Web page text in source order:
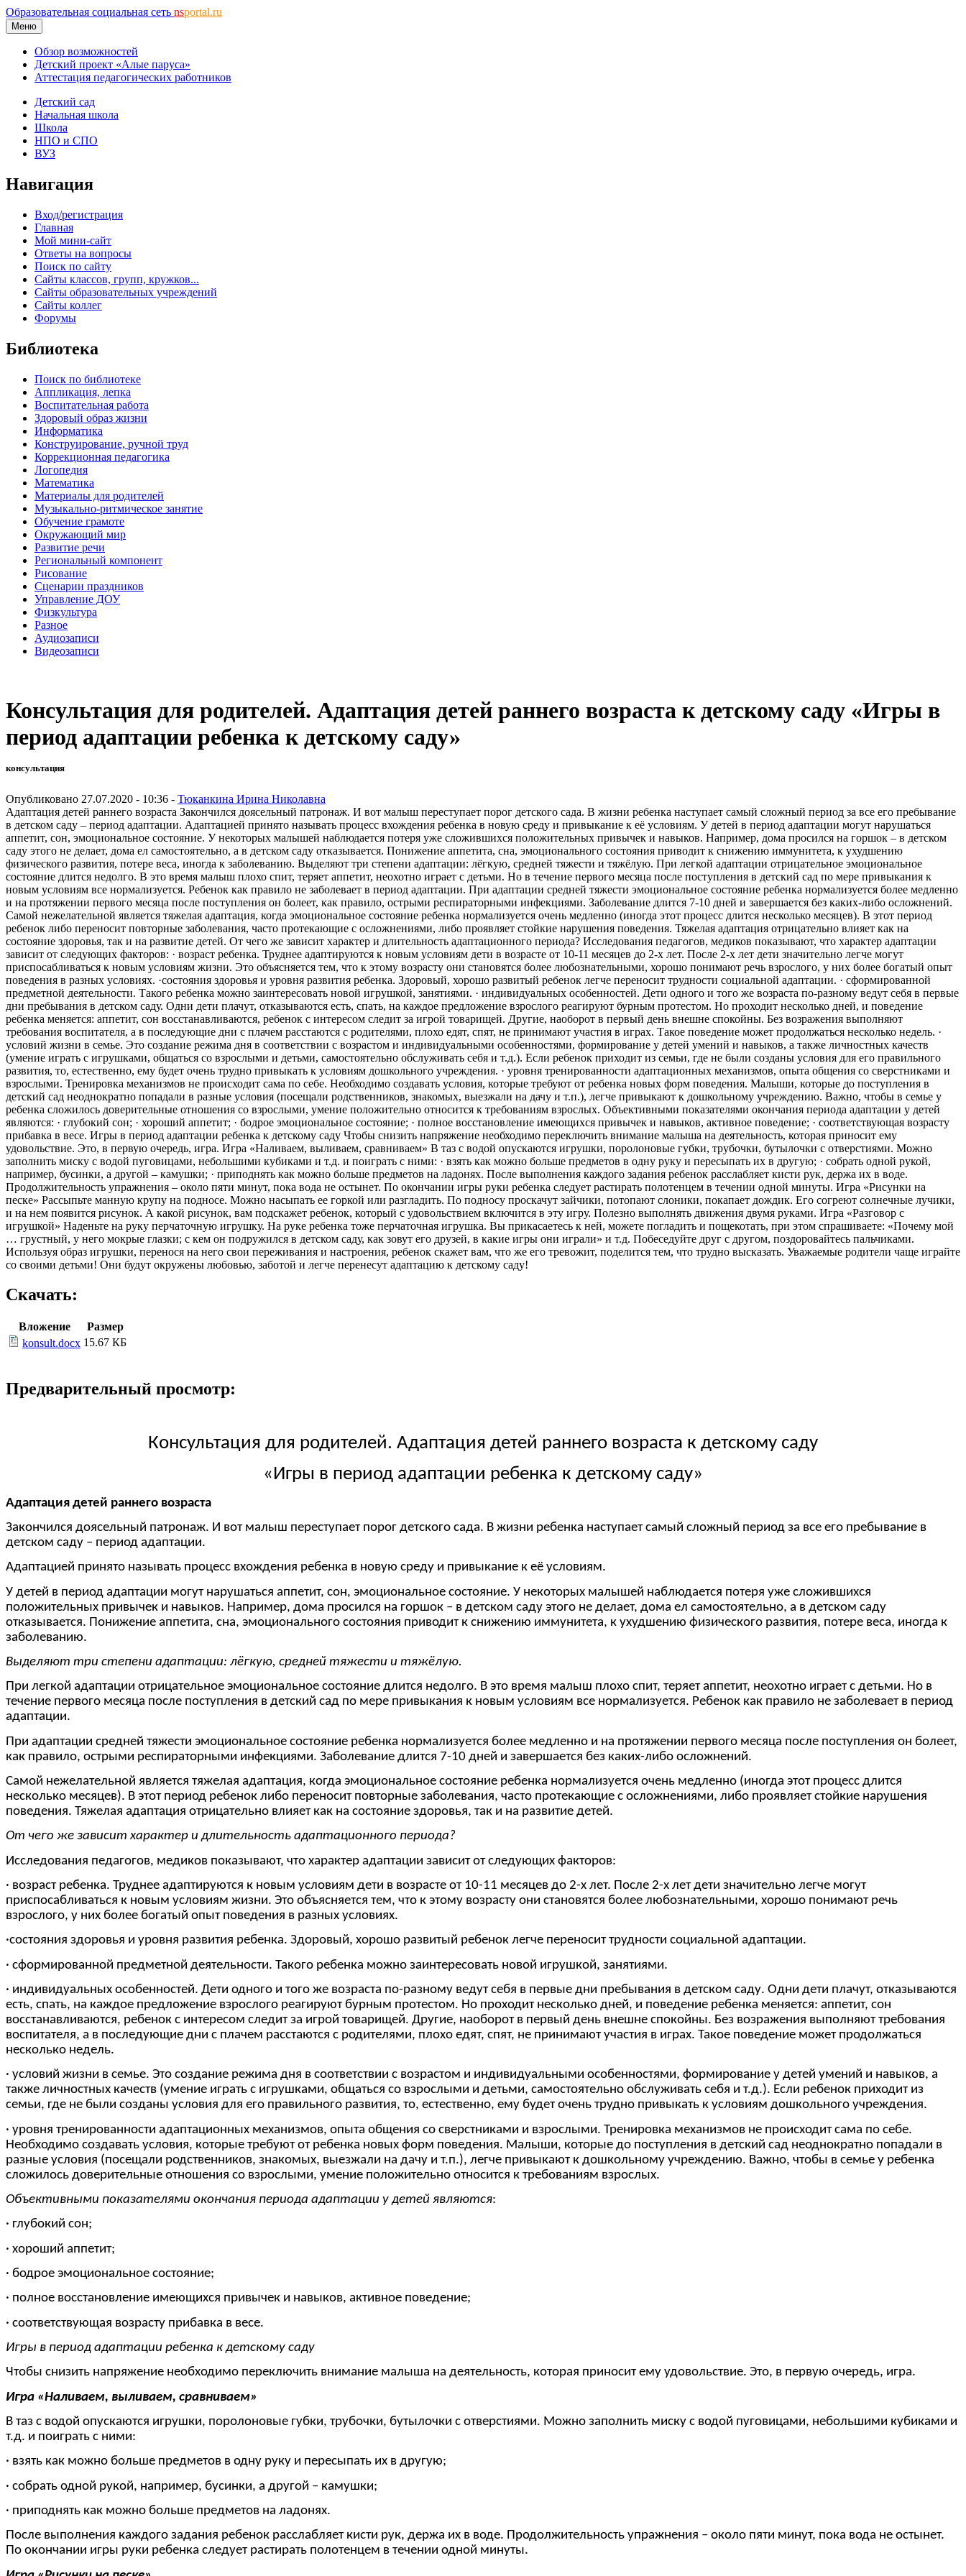
Образовательная социальная сеть nsportal.ru
Меню
Обзор возможностей
Детский проект «Алые паруса»
Аттестация педагогических работников
Детский сад
Начальная школа
Школа
НПО и СПО
ВУЗ
Навигация
Вход/регистрация
Главная
Мой мини-сайт
Ответы на вопросы
Поиск по сайту
Сайты классов, групп, кружков...
Сайты образовательных учреждений
Сайты коллег
Форумы
Библиотека
Поиск по библиотеке
Аппликация, лепка
Воспитательная работа
Здоровый образ жизни
Информатика
Конструирование, ручной труд
Коррекционная педагогика
Логопедия
Математика
Материалы для родителей
Музыкально-ритмическое занятие
Обучение грамоте
Окружающий мир
Развитие речи
Региональный компонент
Рисование
Сценарии праздников
Управление ДОУ
Физкультура
Разное
Аудиозаписи
Видеозаписи
Консультация для родителей. Адаптация детей раннего возраста к детскому саду «Игры в
период адаптации ребенка к детскому саду»
консультация
Опубликовано 27.07.2020 - 10:36 - Тюканкина Ирина Николавна
Адаптация детей раннего возраста Закончился доясельный патронаж. И вот малыш переступает порог детского сада. В жизни ребенка наступает самый сложный период за все его пребывание
в детском саду – период адаптации. Адаптацией принято называть процесс вхождения ребенка в новую среду и привыкание к её условиям. У детей в период адаптации могут нарушаться
аппетит, сон, эмоциональное состояние. У некоторых малышей наблюдается потеря уже сложившихся положительных привычек и навыков. Например, дома просился на горшок – в детском
саду этого не делает, дома ел самостоятельно, а в детском саду отказывается. Понижение аппетита, сна, эмоционального состояния приводит к снижению иммунитета, к ухудшению
физического развития, потере веса, иногда к заболеванию. Выделяют три степени адаптации: лёгкую, средней тяжести и тяжёлую. При легкой адаптации отрицательное эмоциональное
состояние длится недолго. В это время малыш плохо спит, теряет аппетит, неохотно играет с детьми. Но в течение первого месяца после поступления в детский сад по мере привыкания к
новым условиям все нормализуется. Ребенок как правило не заболевает в период адаптации. При адаптации средней тяжести эмоциональное состояние ребенка нормализуется более медленно
и на протяжении первого месяца после поступления он болеет, как правило, острыми респираторными инфекциями. Заболевание длится 7-10 дней и завершается без каких-либо осложнений.
Самой нежелательной является тяжелая адаптация, когда эмоциональное состояние ребенка нормализуется очень медленно (иногда этот процесс длится несколько месяцев). В этот период
ребенок либо переносит повторные заболевания, часто протекающие с осложнениями, либо проявляет стойкие нарушения поведения. Тяжелая адаптация отрицательно влияет как на
состояние здоровья, так и на развитие детей. От чего же зависит характер и длительность адаптационного периода? Исследования педагогов, медиков показывают, что характер адаптации
зависит от следующих факторов: · возраст ребенка. Труднее адаптируются к новым условиям дети в возрасте от 10-11 месяцев до 2-х лет. После 2-х лет дети значительно легче могут
приспосабливаться к новым условиям жизни. Это объясняется тем, что к этому возрасту они становятся более любознательными, хорошо понимают речь взрослого, у них более богатый опыт
поведения в разных условиях. ·состояния здоровья и уровня развития ребенка. Здоровый, хорошо развитый ребенок легче переносит трудности социальной адаптации. · сформированной
предметной деятельности. Такого ребенка можно заинтересовать новой игрушкой, занятиями. · индивидуальных особенностей. Дети одного и того же возраста по-разному ведут себя в первые
дни пребывания в детском саду. Одни дети плачут, отказываются есть, спать, на каждое предложение взрослого реагируют бурным протестом. Но проходит несколько дней, и поведение
ребенка меняется: аппетит, сон восстанавливаются, ребенок с интересом следит за игрой товарищей. Другие, наоборот в первый день внешне спокойны. Без возражения выполняют
требования воспитателя, а в последующие дни с плачем расстаются с родителями, плохо едят, спят, не принимают участия в играх. Такое поведение может продолжаться несколько недель. ·
условий жизни в семье. Это создание режима дня в соответствии с возрастом и индивидуальными особенностями, формирование у детей умений и навыков, а также личностных качеств
(умение играть с игрушками, общаться со взрослыми и детьми, самостоятельно обслуживать себя и т.д.). Если ребенок приходит из семьи, где не были созданы условия для его правильного
развития, то, естественно, ему будет очень трудно привыкать к условиям дошкольного учреждения. · уровня тренированности адаптационных механизмов, опыта общения со сверстниками и
взрослыми. Тренировка механизмов не происходит сама по себе. Необходимо создавать условия, которые требуют от ребенка новых форм поведения. Малыши, которые до поступления в
детский сад неоднократно попадали в разные условия (посещали родственников, знакомых, выезжали на дачу и т.п.), легче привыкают к дошкольному учреждению. Важно, чтобы в семье у
ребенка сложилось доверительные отношения со взрослыми, умение положительно относится к требованиям взрослых. Объективными показателями окончания периода адаптации у детей
являются: · глубокий сон; · хороший аппетит; · бодрое эмоциональное состояние; · полное восстановление имеющихся привычек и навыков, активное поведение; · соответствующая возрасту
прибавка в весе. Игры в период адаптации ребенка к детскому саду Чтобы снизить напряжение необходимо переключить внимание малыша на деятельность, которая приносит ему
удовольствие. Это, в первую очередь, игра. Игра «Наливаем, выливаем, сравниваем» В таз с водой опускаются игрушки, поролоновые губки, трубочки, бутылочки с отверстиями. Можно
заполнить миску с водой пуговицами, небольшими кубиками и т.д. и поиграть с ними: · взять как можно больше предметов в одну руку и пересыпать их в другую; · собрать одной рукой,
например, бусинки, а другой – камушки; · приподнять как можно больше предметов на ладонях. После выполнения каждого задания ребенок расслабляет кисти рук, держа их в воде.
Продолжительность упражнения – около пяти минут, пока вода не остынет. По окончании игры руки ребенка следует растирать полотенцем в течении одной минуты. Игра «Рисунки на
песке» Рассыпьте манную крупу на подносе. Можно насыпать ее горкой или разгладить. По подносу проскачут зайчики, потопают слоники, покапает дождик. Его согреют солнечные лучики,
и на нем появится рисунок. А какой рисунок, вам подскажет ребенок, который с удовольствием включится в эту игру. Полезно выполнять движения двумя руками. Игра «Разговор с
игрушкой» Наденьте на руку перчаточную игрушку. На руке ребенка тоже перчаточная игрушка. Вы прикасаетесь к ней, можете погладить и пощекотать, при этом спрашиваете: «Почему мой
… грустный, у него мокрые глазки; с кем он подружился в детском саду, как зовут его друзей, в какие игры они играли» и т.д. Побеседуйте друг с другом, поздоровайтесь пальчиками.
Используя образ игрушки, перенося на него свои переживания и настроения, ребенок скажет вам, что же его тревожит, поделится тем, что трудно высказать. Уважаемые родители чаще играйте
со своими детьми! Они будут окружены любовью, заботой и легче перенесут адаптацию к детскому саду!
Скачать:
Вложение
Размер
konsult.docx 15.67 КБ
Предварительный просмотр:
Консультация для родителей. Адаптация детей раннего возраста к детскому саду
«Игры в период адаптации ребенка к детскому саду»
Адаптация детей раннего возраста
Закончился доясельный патронаж. И вот малыш переступает порог детского сада. В жизни ребенка наступает самый сложный период за все его пребывание в
детском саду – период адаптации.
Адаптацией принято называть процесс вхождения ребенка в новую среду и привыкание к её условиям.
У детей в период адаптации могут нарушаться аппетит, сон, эмоциональное состояние. У некоторых малышей наблюдается потеря уже сложившихся
положительных привычек и навыков. Например, дома просился на горшок – в детском саду этого не делает, дома ел самостоятельно, а в детском саду
отказывается. Понижение аппетита, сна, эмоционального состояния приводит к снижению иммунитета, к ухудшению физического развития, потере веса, иногда к
заболеванию.
Выделяют три степени адаптации: лёгкую, средней тяжести и тяжёлую.
При легкой адаптации отрицательное эмоциональное состояние длится недолго. В это время малыш плохо спит, теряет аппетит, неохотно играет с детьми. Но в
течение первого месяца после поступления в детский сад по мере привыкания к новым условиям все нормализуется. Ребенок как правило не заболевает в период
адаптации.
При адаптации средней тяжести эмоциональное состояние ребенка нормализуется более медленно и на протяжении первого месяца после поступления он болеет,
как правило, острыми респираторными инфекциями. Заболевание длится 7-10 дней и завершается без каких-либо осложнений.
Самой нежелательной является тяжелая адаптация, когда эмоциональное состояние ребенка нормализуется очень медленно (иногда этот процесс длится
несколько месяцев). В этот период ребенок либо переносит повторные заболевания, часто протекающие с осложнениями, либо проявляет стойкие нарушения
поведения. Тяжелая адаптация отрицательно влияет как на состояние здоровья, так и на развитие детей.
От чего же зависит характер и длительность адаптационного периода?
Исследования педагогов, медиков показывают, что характер адаптации зависит от следующих факторов:
· возраст ребенка. Труднее адаптируются к новым условиям дети в возрасте от 10-11 месяцев до 2-х лет. После 2-х лет дети значительно легче могут
приспосабливаться к новым условиям жизни. Это объясняется тем, что к этому возрасту они становятся более любознательными, хорошо понимают речь
взрослого, у них более богатый опыт поведения в разных условиях.
·состояния здоровья и уровня развития ребенка. Здоровый, хорошо развитый ребенок легче переносит трудности социальной адаптации.
· сформированной предметной деятельности. Такого ребенка можно заинтересовать новой игрушкой, занятиями.
· индивидуальных особенностей. Дети одного и того же возраста по-разному ведут себя в первые дни пребывания в детском саду. Одни дети плачут, отказываются
есть, спать, на каждое предложение взрослого реагируют бурным протестом. Но проходит несколько дней, и поведение ребенка меняется: аппетит, сон
восстанавливаются, ребенок с интересом следит за игрой товарищей. Другие, наоборот в первый день внешне спокойны. Без возражения выполняют требования
воспитателя, а в последующие дни с плачем расстаются с родителями, плохо едят, спят, не принимают участия в играх. Такое поведение может продолжаться
несколько недель.
· условий жизни в семье. Это создание режима дня в соответствии с возрастом и индивидуальными особенностями, формирование у детей умений и навыков, а
также личностных качеств (умение играть с игрушками, общаться со взрослыми и детьми, самостоятельно обслуживать себя и т.д.). Если ребенок приходит из
семьи, где не были созданы условия для его правильного развития, то, естественно, ему будет очень трудно привыкать к условиям дошкольного учреждения.
· уровня тренированности адаптационных механизмов, опыта общения со сверстниками и взрослыми. Тренировка механизмов не происходит сама по себе.
Необходимо создавать условия, которые требуют от ребенка новых форм поведения. Малыши, которые до поступления в детский сад неоднократно попадали в
разные условия (посещали родственников, знакомых, выезжали на дачу и т.п.), легче привыкают к дошкольному учреждению. Важно, чтобы в семье у ребенка
сложилось доверительные отношения со взрослыми, умение положительно относится к требованиям взрослых.
Объективными показателями окончания периода адаптации у детей являются:
· глубокий сон;
· хороший аппетит;
· бодрое эмоциональное состояние;
· полное восстановление имеющихся привычек и навыков, активное поведение;
· соответствующая возрасту прибавка в весе.
Игры в период адаптации ребенка к детскому саду
Чтобы снизить напряжение необходимо переключить внимание малыша на деятельность, которая приносит ему удовольствие. Это, в первую очередь, игра.
Игра «Наливаем, выливаем, сравниваем»
В таз с водой опускаются игрушки, поролоновые губки, трубочки, бутылочки с отверстиями. Можно заполнить миску с водой пуговицами, небольшими кубиками и
т.д. и поиграть с ними:
· взять как можно больше предметов в одну руку и пересыпать их в другую;
· собрать одной рукой, например, бусинки, а другой – камушки;
· приподнять как можно больше предметов на ладонях.
После выполнения каждого задания ребенок расслабляет кисти рук, держа их в воде. Продолжительность упражнения – около пяти минут, пока вода не остынет.
По окончании игры руки ребенка следует растирать полотенцем в течении одной минуты.